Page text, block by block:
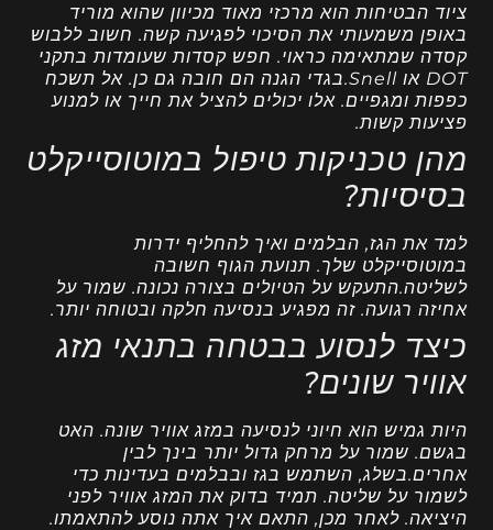
ציוד הבטיחות הוא מרכזי מאוד מכיוון שהוא מוריד
באופן משמעותי את הסיכוי לפגיעה קשה. חשוב ללבוש
קסדה שמתאימה כראוי. חפש קסדות שעומדות בתקני
DOT או Snell.בגדי הגנה הם חובה גם כן. אל תשכח
כפפות ומגפיים. אלו יכולים להציל את חייך או למנוע
פציעות קשות.
מהן טכניקות טיפול במוטוסייקלט
בסיסיות?
למד את הגז, הבלמים ואיך להחליף ידרות
במוטוסייקלט שלך. תנועת הגוף חשובה
לשליטה.התעקש על הטיולים בצורה נכונה. שמור על
אחיזה רגועה. זה מפגיע בנסיעה חלקה ובטוחה יותר.
כיצד לנסוע בבטחה בתנאי מזג
אוויר שונים?
היות גמיש הוא חיוני לנסיעה במזג אוויר שונה. האט
בגשם. שמור על מרחק גדול יותר בינך לבין
אחרים.בשלג, השתמש בגז ובבלמים בעדינות כדי
לשמור על שליטה. תמיד בדוק את המזג אוויר לפני
היציאה. לאחר מכן, התאם איך אתה נוסע להתאמתו.